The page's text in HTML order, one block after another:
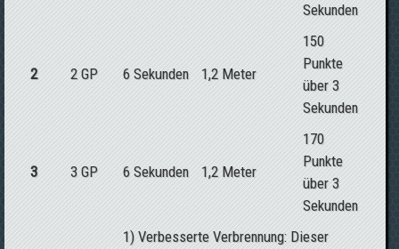
Sekunden
2 2 GP 6 Sekunden 1,2 Meter
150
Punkte
über 3
Sekunden
3 3 GP 6 Sekunden 1,2 Meter
170
Punkte
über 3
Sekunden
1) Verbesserte Verbrennung: Dieser